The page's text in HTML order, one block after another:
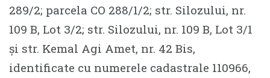
289/2; parcela CO 288/1/2; str. Silozului, nr.
109 B, Lot 3/2; str. Silozului, nr. 109 B, Lot 3/1
și str. Kemal Agi Amet, nr. 42 Bis,
identificate cu numerele cadastrale 110966,